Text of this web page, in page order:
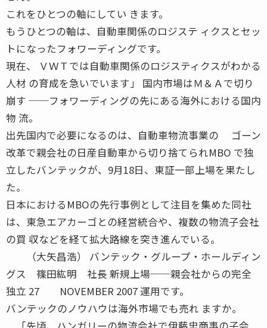
これをひとつの軸にしてい きます。
もうひとつの軸は、自動車関係のロジステ ィクスとセッ
トになったフォワーディングです。
現在、 ＶＷＴでは自動車関係のロジスティクスがわかる
人材 の育成を急いでいます」 国内市場はＭ＆Ａで切り
崩す ──フォワーディングの先にある海外における国内
物 流。
出先国内で必要になるのは、自動車物流事業の ゴーン
改革で親会社の日産自動車から切り捨てられMBO で独
立したバンテックが、9月18日、東証一部上場を果たし
た。
日本におけるMBOの先行事例として注目を集めた同社
は、東急エアカーゴとの経営統合や、複数の物流子会社
の買 収などを経て拡大路線を突き進んでいる。
（大矢昌浩） バンテック・グループ・ホールディン
グス 篠田紘明 社長 新規上場──親会社からの完全
独立 27 NOVEMBER 2007 運用です。
バンテックのノウハウは海外市場でも売れ ますか。